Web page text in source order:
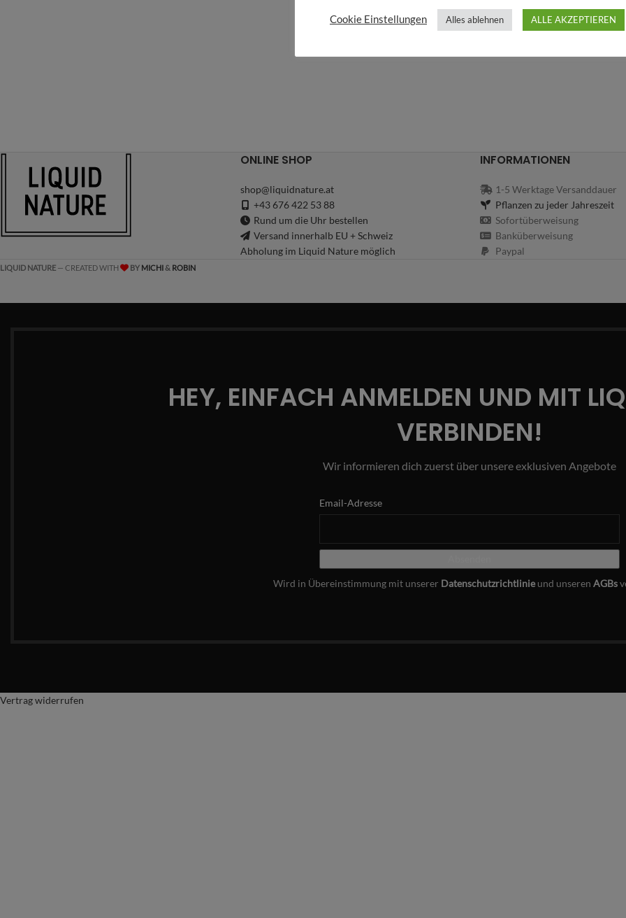
ONLINE SHOP
shop@liquidnature.at
+43 676 422 53 88
Rund um die Uhr bestellen
Versand innerhalb EU + Schweiz
Abholung im Liquid Nature möglich
INFORMATIONEN
1-5 Werktage Versanddauer
Pflanzen zu jeder Jahreszeit
Sofortüberweisung
Banküberweisung
Paypal
LIQUID NATURE — CREATED WITH BY MICHI& ROBIN
HEY, EINFACH ANMELDEN UND MIT
VERBINDEN!
Wir informieren dich zuerst über unsere exklusiven Angebote
Email-Adresse
Wird in Übereinstimmung mit unserer Datenschutzrichtlinie und unseren AGBs
Vertrag widerrufen
Cookie Einstellungen Alles ablehnen ALLE AKZEPTIEREN